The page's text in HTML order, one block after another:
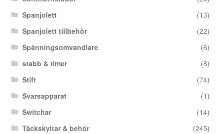
Spanjolett
(13)
Spanjolett tillbehör
(22)
Spänningsomvandlare
(6)
stabb & timer
(8)
Stift
(74)
Svarsapparat
(1)
Switchar
(14)
Täckskyltar & behör
(245)